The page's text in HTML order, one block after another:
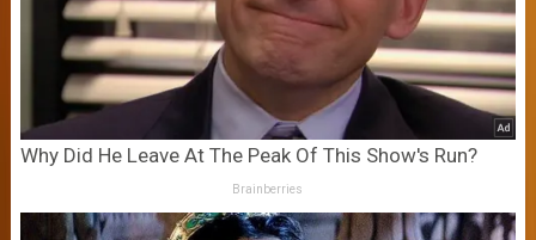
Why Did He Leave At The Peak Of This Show's Run?
Brainberries